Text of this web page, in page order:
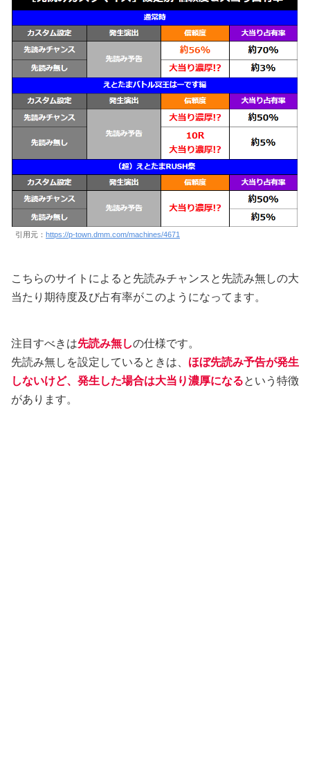
引用元： https://p-town.dmm.com/machines/4671
こちらのサイトによると先読みチャンスと先読み無しの大
当たり期待度及び占有率がこのようになってます。
注目すべきは先読み無しの仕様です。
先読み無しを設定しているときは、 ほぼ先読み予告が発生
しないけど、発生した場合は大当り濃厚になるという特徴
があります。